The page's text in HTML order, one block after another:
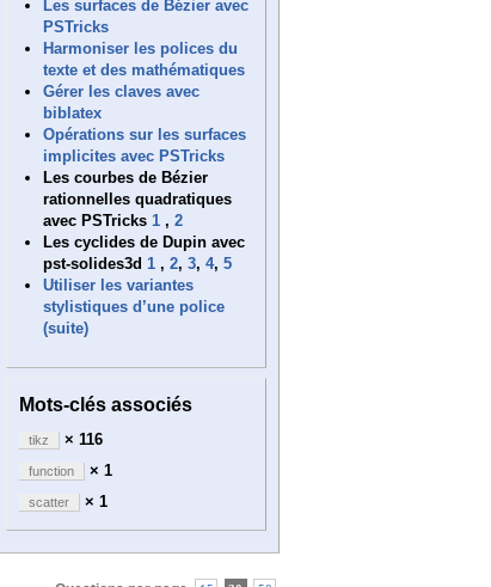
Les surfaces de Bézier avec
PSTricks
Harmoniser les polices du
texte et des mathématiques
Gérer les claves avec
biblatex
Opérations sur les surfaces
implicites avec PSTricks
Les courbes de Bézier
rationnelles quadratiques
avec PSTricks 1 , 2
Les cyclides de Dupin avec
pst-solides3d 1 , 2, 3, 4, 5
Utiliser les variantes
stylistiques d’une police
(suite)
Mots-clés associés
tikz × 116
function × 1
scatter × 1